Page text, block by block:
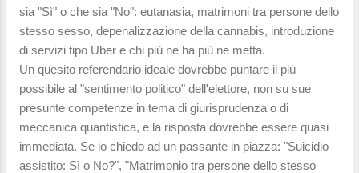
sia "Sì" o che sia "No": eutanasia, matrimoni tra persone dello
stesso sesso, depenalizzazione della cannabis, introduzione
di servizi tipo Uber e chi più ne ha più ne metta.
Un quesito referendario ideale dovrebbe puntare il più
possibile al "sentimento politico" dell'elettore, non su sue
presunte competenze in tema di giurisprudenza o di
meccanica quantistica, e la risposta dovrebbe essere quasi
immediata. Se io chiedo ad un passante in piazza: "Suicidio
assistito: Sì o No?", "Matrimonio tra persone dello stesso